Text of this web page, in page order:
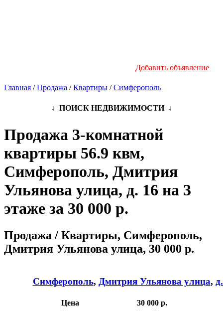
Добавить объявление
Главная /Продажа /Квартиры /Симферополь
↓ ПОИСК НЕДВИЖИМОСТИ ↓
Продажа 3-комнатной
квартиры 56.9 квм,
Симферополь, Дмитрия
Ульянова улица, д. 16 на 3
этаже за 30 000 р.
Продажа / Квартиры, Симферополь,
Дмитрия Ульянова улица, 30 000 р.
Симферополь, Дмитрия Ульянова улица,
Цена
30 000 р.